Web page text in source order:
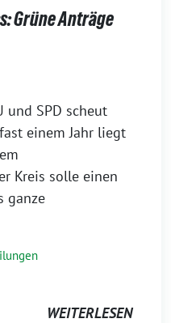
Grüne Anträge
und SPD scheut
einem Jahr liegt
Kreis solle einen
ganze
WEITERLESEN